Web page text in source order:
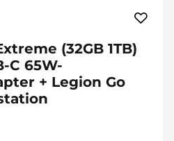
(32GB 1TB)
C 65W-
+ Legion Go